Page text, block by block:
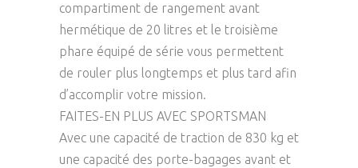
compartiment de rangement avant
hermétique de 20 litres et le troisième
phare équipé de série vous permettent
de rouler plus longtemps et plus tard afin
d’accomplir votre mission.
FAITES-EN PLUS AVEC SPORTSMAN
Avec une capacité de traction de 830 kg et
une capacité des porte-bagages avant et